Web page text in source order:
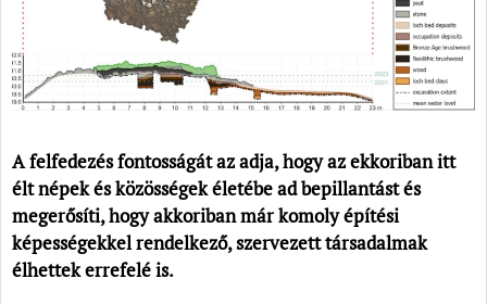
A felfedezés fontosságát az adja, hogy az ekkoriban itt
élt népek és közösségek életébe ad bepillantást és
megerősíti, hogy akkoriban már komoly építési
képességekkel rendelkező, szervezett társadalmak
élhettek errefelé is.